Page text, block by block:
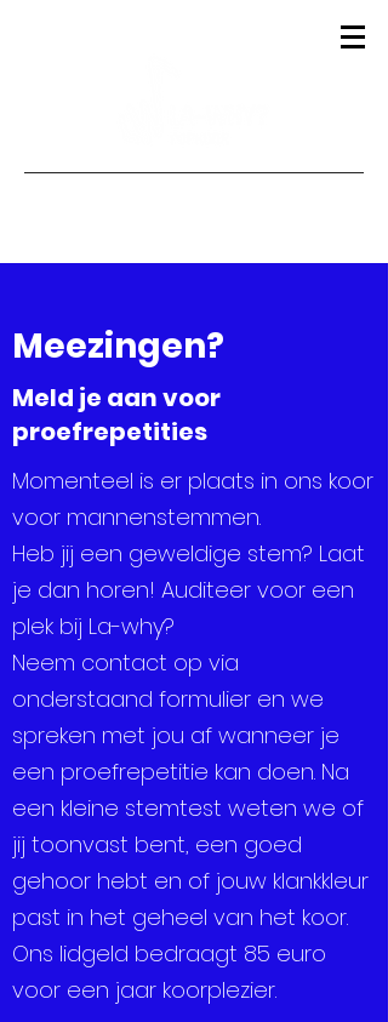
Meezingen?
Meld je aan voor
proefrepetities
Momenteel is er plaats in ons koor
voor mannenstemmen.
Heb jij een geweldige stem? Laat
je dan horen! Auditeer voor een
plek bij La-why?
Neem contact op via
onderstaand formulier en we
spreken met jou af wanneer je
een proefrepetitie kan doen. Na
een kleine stemtest weten we of
jij toonvast bent, een goed
gehoor hebt en of jouw klankkleur
past in het geheel van het koor.
Ons lidgeld bedraagt 85 euro
voor een jaar koorplezier.